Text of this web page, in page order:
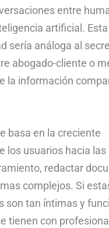
entre
artificial. Esta
sería análoga al
abogado-cliente o
la información
basa en la creciente
los usuarios hacia las
redactar
complejos. Si
son tan íntimas y
tienen con